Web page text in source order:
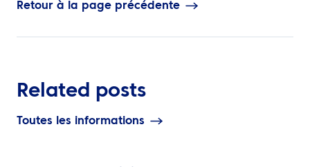
Retour à la page précédente
Related posts
Toutes les informations